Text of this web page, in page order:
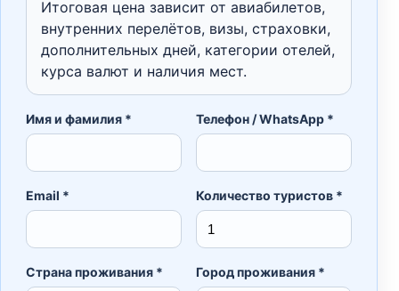
Итоговая цена зависит от авиабилетов,
внутренних перелётов, визы, страховки,
дополнительных дней, категории отелей,
курса валют и наличия мест.
Имя и фамилия * Телефон / WhatsApp *
Email * Количество туристов *
Страна проживания * Город проживания *